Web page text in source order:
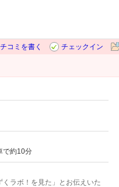
コミを書く
チェックイン
で約10分
ラボ！を見た」とお伝えいた